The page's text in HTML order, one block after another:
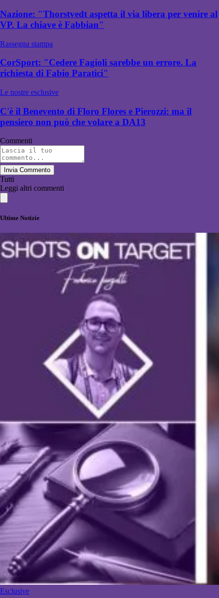
Nazione: "Thorstvedt aspetta il via libera per venire al
VP. La chiave è Fabbian"
Rassegna stampa
CorSport: "Cedere Fagioli sarebbe un errore. La
richiesta di Fabio Paratici"
Le nostre esclusive
C'è il Benevento di Floro Flores e Pierozzi: ma il
pensiero non può che volare a DA13
Commenti
Invia Commento
Tutti
Leggi altri commenti
Ultime Notizie
Esclusive